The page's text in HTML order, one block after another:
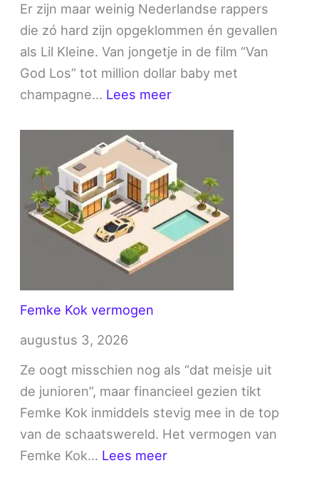
Er zijn maar weinig Nederlandse rappers
die zó hard zijn opgeklommen én gevallen
als Lil Kleine. Van jongetje in de film “Van
God Los” tot million dollar baby met
champagne… Lees meer:
vermogen
Femke Kok vermogen
augustus 3, 2026
Ze oogt misschien nog als “dat meisje uit
de junioren”, maar financieel gezien tikt
Femke Kok inmiddels stevig mee in de top
van de schaatswereld. Het vermogen van
Femke Kok… Lees meer: